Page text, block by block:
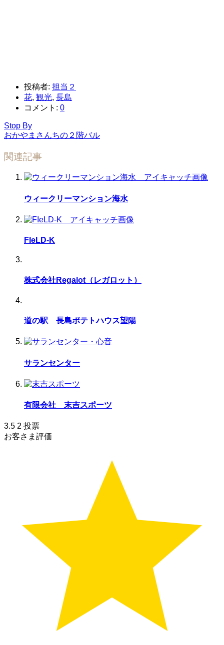
投稿者: 担当２
花, 観光, 長島
コメント: 0
Stop By
おかやまさんちの２階バル
関連記事
ウィークリーマンション海水
FIeLD-K
株式会社Regalot（レガロット）
道の駅 長島ポテトハウス望陽
サランセンター
有限会社 末吉スポーツ
3.5 2 投票
お客さま評価